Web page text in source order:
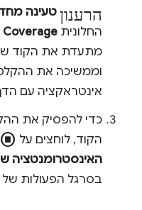
הרענון טעינה
החלונית Coverage
מתעדת את הקוד
וממשיכה את
אינטראקציה עם
כדי להפסיק את
הקוד, לוחצים על stop_circle
האינסטרומנטציה
בסרגל הפעולות של